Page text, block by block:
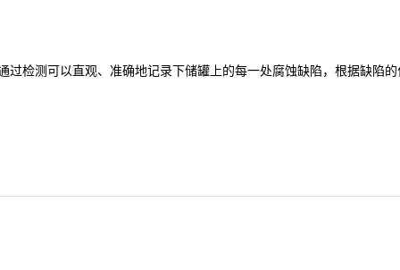
检测可以直观、准确地记录下储罐上的每一处腐蚀缺陷，根据缺陷